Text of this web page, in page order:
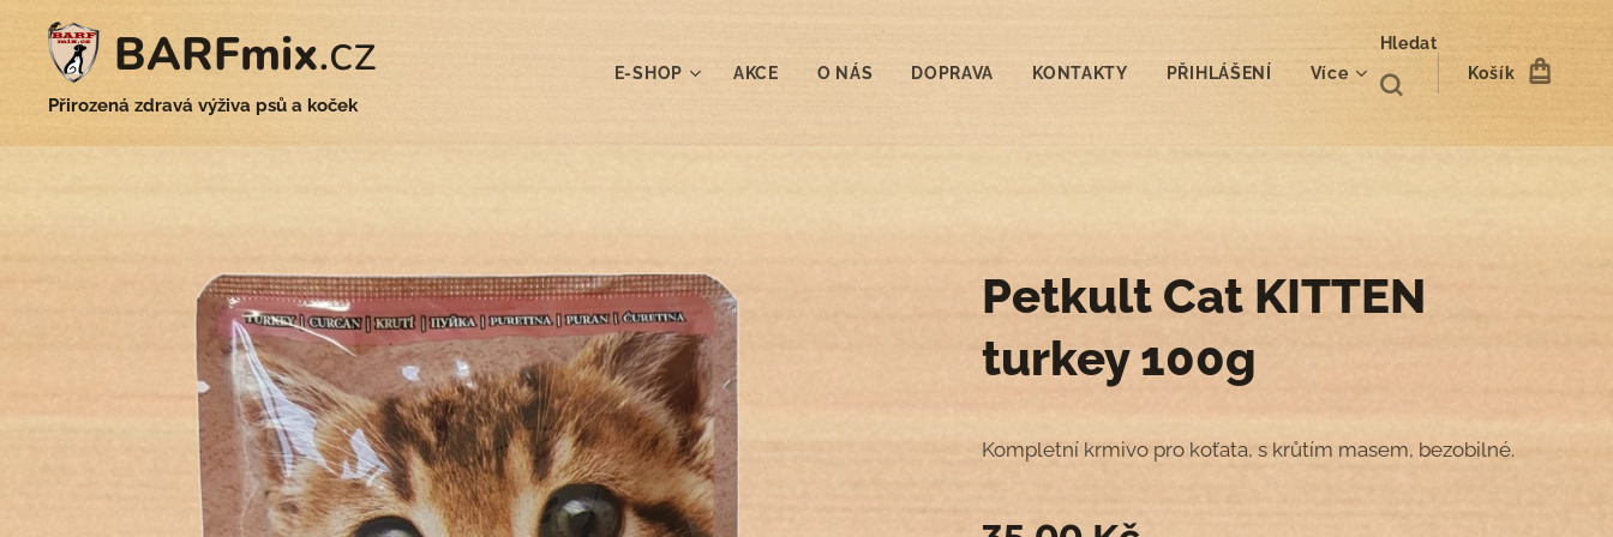
BARFmix.cz
Přirozená zdravá výživa psů a koček
E-SHOP AKCE O NÁS DOPRAVA KONTAKTY PŘIHLÁŠENÍ Více
Hledat
Košík
Petkult Cat KITTEN
turkey 100g
Kompletní krmivo pro koťata, s krůtím masem, bezobilné.